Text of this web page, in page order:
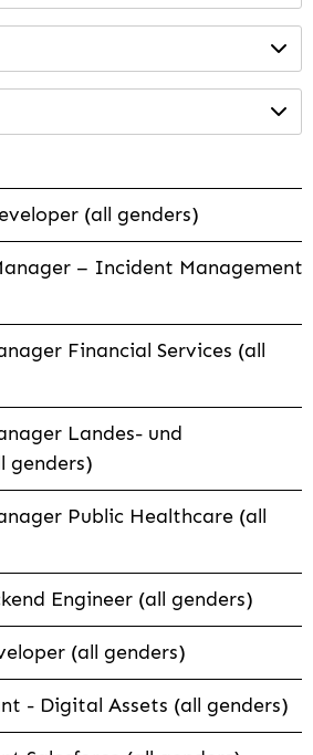
(all genders)
– Incident Management
Financial Services (all
Landes- und
genders)
Public Healthcare (all
Engineer (all genders)
(all genders)
- Digital Assets (all genders)